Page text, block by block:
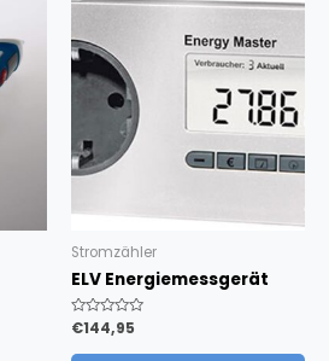
Stromzähler
ELV Energiemessgerät
Bewertet
mit
0
€144,95